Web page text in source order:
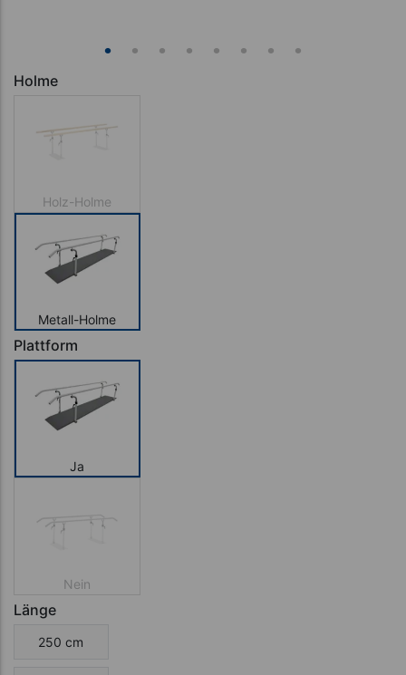
Holme
Holz-Holme
Metall-Holme
Plattform
Ja
Nein
Länge
250 cm